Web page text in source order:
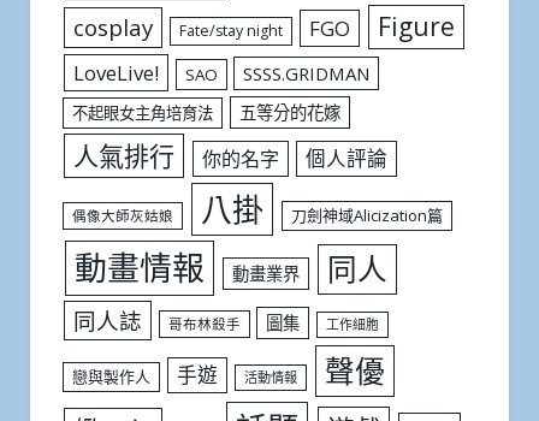
cosplay Fate/stay night FGO Figure
LoveLive! SAO SSSS.GRIDMAN
不起眼女主角培育法 五等分的花嫁
人氣排行 你的名字 個人評論
偶像大師灰姑娘 八掛 刀劍神域Alicization篇
動畫情報 動畫業界 同人
同人誌 哥布林殺手 圖集 工作細胞
戀與製作人 手遊 活動情報 聲優